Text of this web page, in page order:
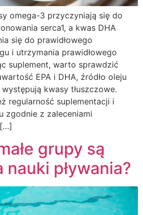
omega-3 przyczyniają się do
serca1, a kwas DHA
się do prawidłowego
i utrzymania prawidłowego
suplement, warto sprawdzić
EPA i DHA, źródło oleju
kwasy tłuszczowe.
regularność suplementacji i
zgodnie z zaleceniami
grupy są
nauki pływania?